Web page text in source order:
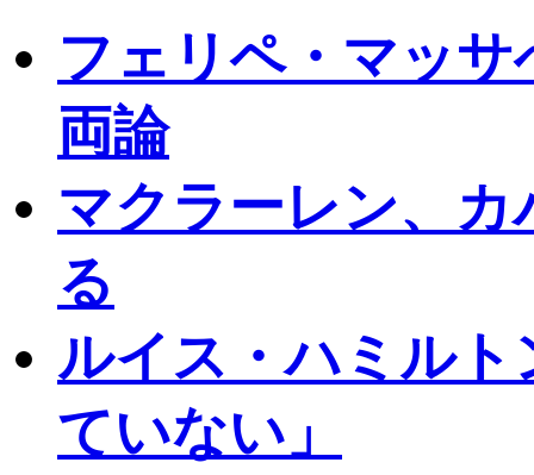
フェリペ・マッ
両論
マクラーレン、
る
ルイス・ハミル
ていない」